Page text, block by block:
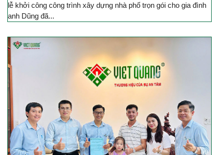
lễ khởi công công trình xây dựng nhà phố trọn gói cho gia đình
anh Dũng đã...